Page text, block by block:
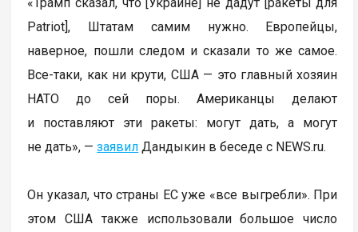
Patriot], Штатам самим нужно. Европейцы,
наверное, пошли следом и сказали то же самое.
Все-таки, как ни крути, США — это главный хозяин
НАТО до сей поры. Американцы делают
и поставляют эти ракеты: могут дать, а могут
не дать», —заявил Дандыкин в беседе с NEWS.ru.
Он указал, что страны ЕС уже «все выгребли». При
этом США также использовали большое число